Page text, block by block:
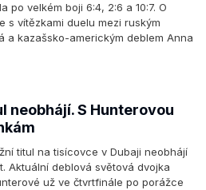
po velkém boji 6:4, 2:6 a 10:7. O
s vítězkami duelu mezi ruským
a kazašsko-americkým deblem Anna
neobhájí. S Hunterovou
titul na tisícovce v Dubaji neobhájí
Aktuální deblová světová dvojka
už ve čtvrtfinále po porážce